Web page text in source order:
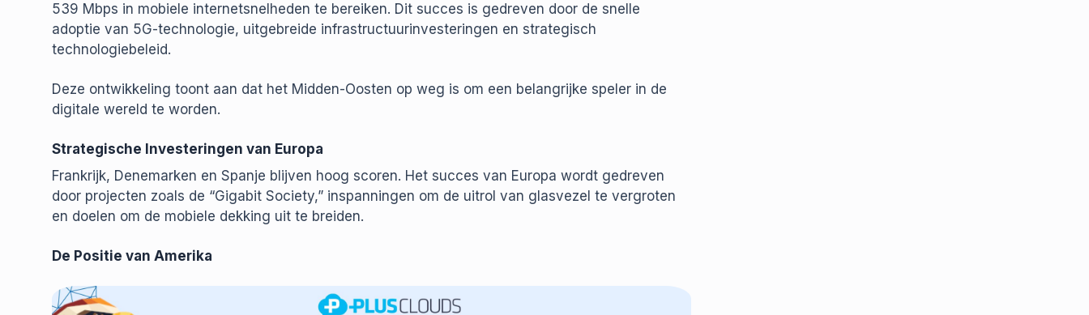
539 Mbps in mobiele internetsnelheden te bereiken. Dit succes is gedreven door de snelle
adoptie van 5G-technologie, uitgebreide infrastructuurinvesteringen en strategisch
technologiebeleid.
Deze ontwikkeling toont aan dat het Midden-Oosten op weg is om een belangrijke speler in de
digitale wereld te worden.
Strategische Investeringen van Europa
Frankrijk, Denemarken en Spanje blijven hoog scoren. Het succes van Europa wordt gedreven
door projecten zoals de “Gigabit Society,” inspanningen om de uitrol van glasvezel te vergroten
en doelen om de mobiele dekking uit te breiden.
De Positie van Amerika